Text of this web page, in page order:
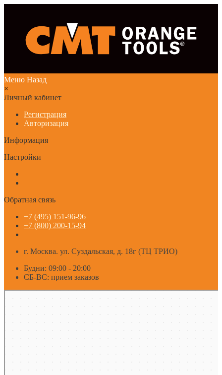
Меню Назад
×
Личный кабинет
Регистрация
Авторизация
Информация
Настройки
Обратная связь
+7 (495) 151-96-96
+7 (800) 200-15-94
г. Москва. ул. Суздальская, д. 18г (ТЦ ТРИО)
Будни: 09:00 - 20:00
СБ-ВС: прием заказов